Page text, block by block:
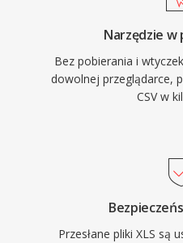
Narzędzie w
Bez pobierania i
dowolnej przeglądarce,
CSV w
Przesłane pliki XLS są